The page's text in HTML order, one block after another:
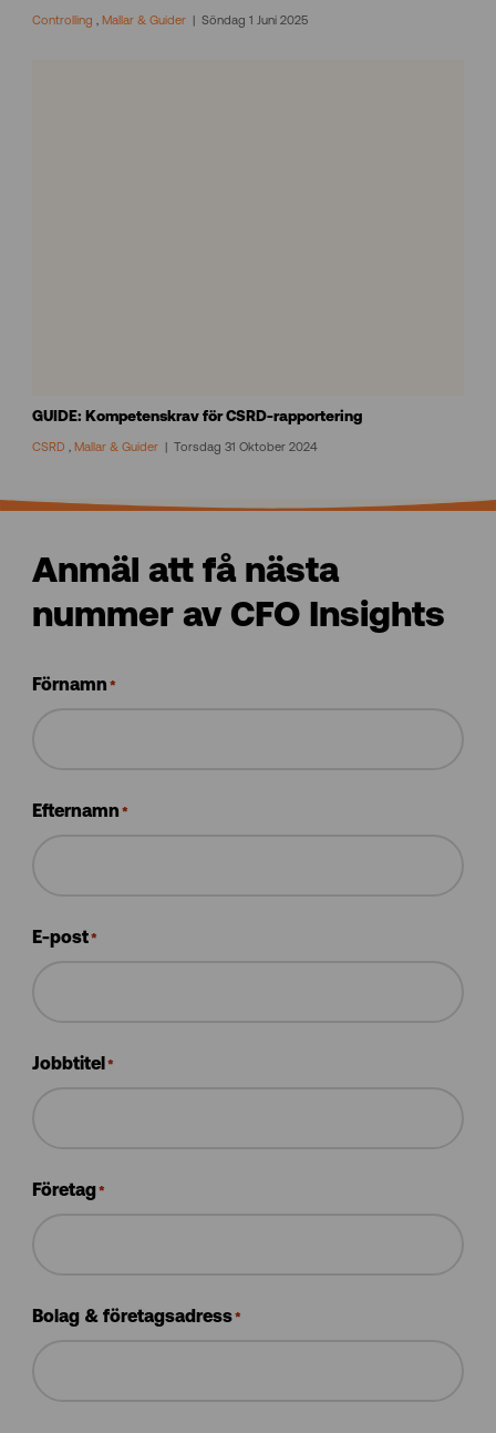
Controlling Mallar & Guider Söndag 1 Juni 2025
GUIDE: Kompetenskrav för CSRD-rapportering
CSRD , Mallar & Guider Torsdag 31 Oktober 2024
Anmäl att få nästa
nummer av CFO Insights
Förnamn *
Efternamn *
E-post*
Jobbtitel *
Företag*
Bolag & företagsadress*